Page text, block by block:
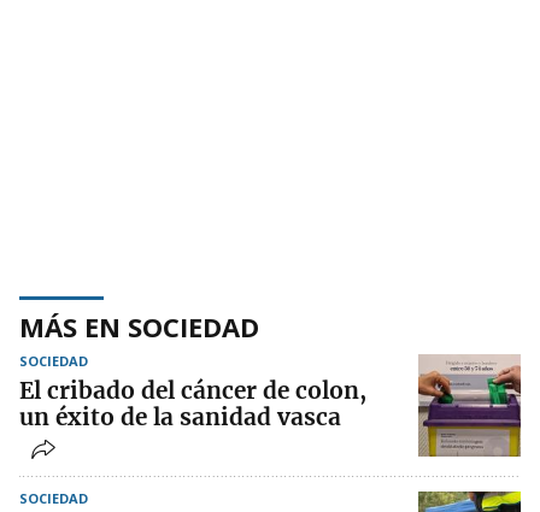
MÁS EN SOCIEDAD
SOCIEDAD
El cribado del cáncer de colon,
un éxito de la sanidad vasca
SOCIEDAD